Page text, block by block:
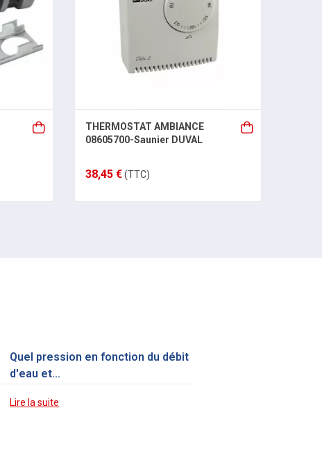
THERMOSTAT AMBIANCE
08605700-Saunier DUVAL
38,45 €(TTC)
Quel pression en fonction du débit
d'eau et...
Lire la suite